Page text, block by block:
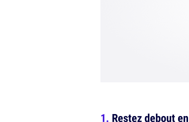
Restez debout